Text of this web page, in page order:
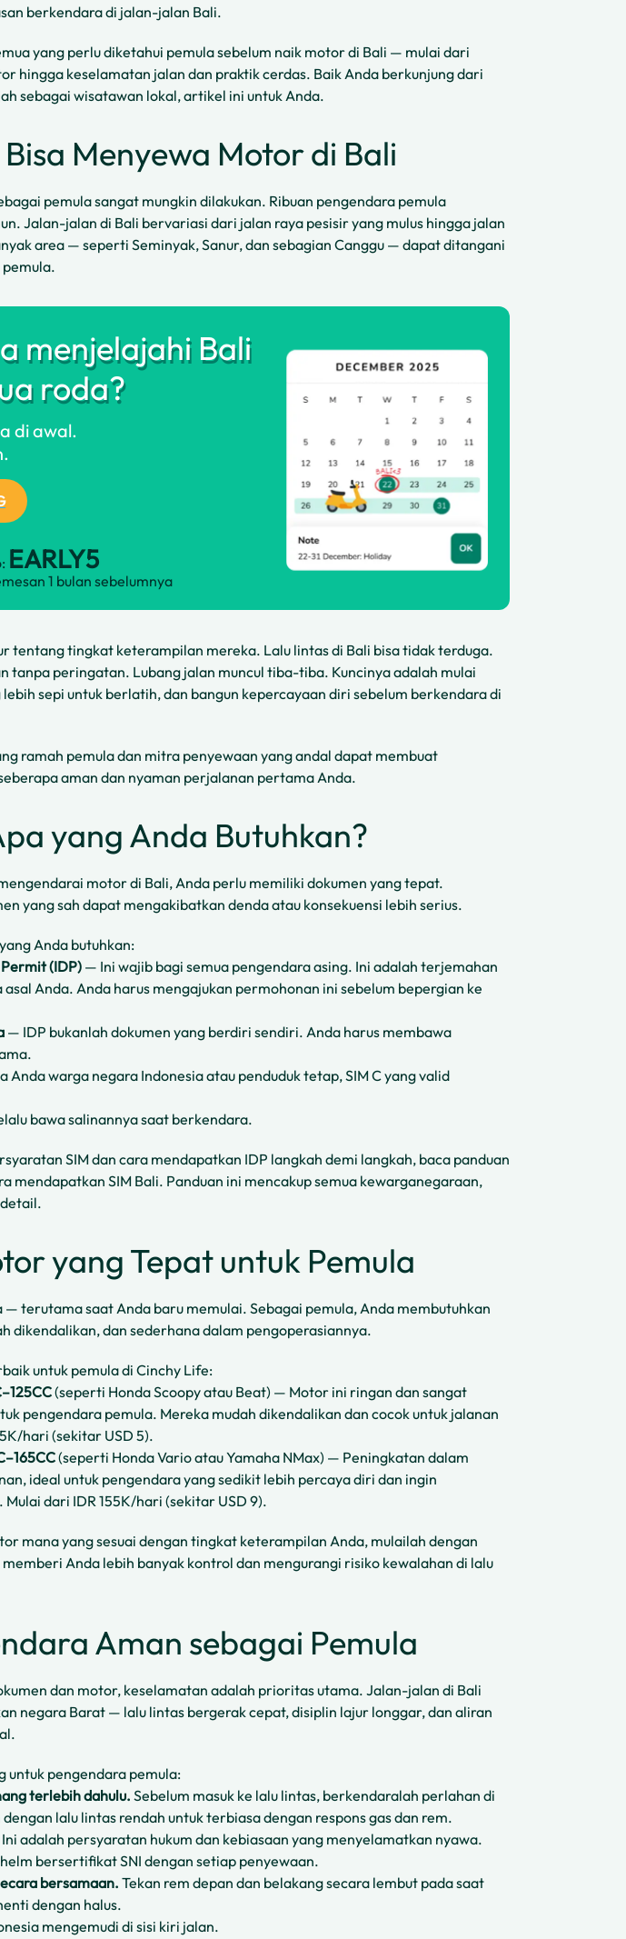
berkendara di jalan-jalan Bali.
yang perlu diketahui pemula sebelum naik motor di Bali — mulai dari
hingga keselamatan jalan dan praktik cerdas. Baik Anda berkunjung dari
sebagai wisatawan lokal, artikel ini untuk Anda.
Menyewa Motor di Bali
pemula sangat mungkin dilakukan. Ribuan pengendara pemula
Jalan-jalan di Bali bervariasi dari jalan raya pesisir yang mulus hingga jalan
area — seperti Seminyak, Sanur, dan sebagian Canggu — dapat ditangani
menjelajahi Bali
roda?
di awal.
EARLY5
1 bulan sebelumnya
tentang tingkat keterampilan mereka. Lalu lintas di Bali bisa tidak terduga.
tanpa peringatan. Lubang jalan muncul tiba-tiba. Kuncinya adalah mulai
sepi untuk berlatih, dan bangun kepercayaan diri sebelum berkendara di
ramah pemula dan mitra penyewaan yang andal dapat membuat
aman dan nyaman perjalanan pertama Anda.
yang Anda Butuhkan?
motor di Bali, Anda perlu memiliki dokumen yang tepat.
yang sah dapat mengakibatkan denda atau konsekuensi lebih serius.
Anda butuhkan:
(IDP) — Ini wajib bagi semua pengendara asing. Ini adalah terjemahan
asal Anda. Anda harus mengajukan permohonan ini sebelum bepergian ke
— IDP bukanlah dokumen yang berdiri sendiri. Anda harus membawa
Anda warga negara Indonesia atau penduduk tetap, SIM C yang valid
bawa salinannya saat berkendara.
SIM dan cara mendapatkan IDP langkah demi langkah, baca panduan
mendapatkan SIM Bali. Panduan ini mencakup semua kewarganegaraan,
yang Tepat untuk Pemula
— terutama saat Anda baru memulai. Sebagai pemula, Anda membutuhkan
dikendalikan, dan sederhana dalam pengoperasiannya.
untuk pemula di Cinchy Life:
(seperti Honda Scoopy atau Beat) — Motor ini ringan dan sangat
pengendara pemula. Mereka mudah dikendalikan dan cocok untuk jalanan
hari (sekitar USD 5).
(seperti Honda Vario atau Yamaha NMax) — Peningkatan dalam
ideal untuk pengendara yang sedikit lebih percaya diri dan ingin
dari IDR 155K/hari (sekitar USD 9).
mana yang sesuai dengan tingkat keterampilan Anda, mulailah dengan
Anda lebih banyak kontrol dan mengurangi risiko kewalahan di lalu
Aman sebagai Pemula
dan motor, keselamatan adalah prioritas utama. Jalan-jalan di Bali
negara Barat — lalu lintas bergerak cepat, disiplin lajur longgar, dan aliran
untuk pengendara pemula:
terlebih dahulu. Sebelum masuk ke lalu lintas, berkendaralah perlahan di
lalu lintas rendah untuk terbiasa dengan respons gas dan rem.
Ini adalah persyaratan hukum dan kebiasaan yang menyelamatkan nyawa.
bersertifikat SNI dengan setiap penyewaan.
bersamaan. Tekan rem depan dan belakang secara lembut pada saat
dengan halus.
mengemudi di sisi kiri jalan.